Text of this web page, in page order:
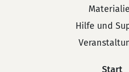
Hilfe und
Start